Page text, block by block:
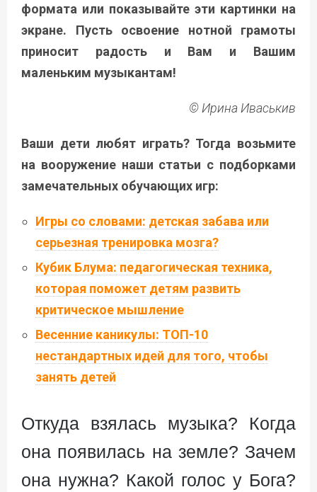
формата или показывайте эти картинки на
экране. Пусть освоение нотной грамоты
приносит радость и Вам и Вашим
маленьким музыкантам!
© Ирина Иваськив
Ваши дети любят играть? Тогда возьмите
на вооружение наши статьи с подборками
замечательных обучающих игр:
Игры со словами: детская забава или
серьезная тренировка мозга?
Кубик Блума: педагогическая техника,
которая поможет детям развить
критическое мышление
Весенние каникулы: ТОП-10
нестандартных идей для того, чтобы
занять детей
Откуда взялась музыка? Когда
она появилась на земле? Зачем
она нужна? Какой голос у Бога?